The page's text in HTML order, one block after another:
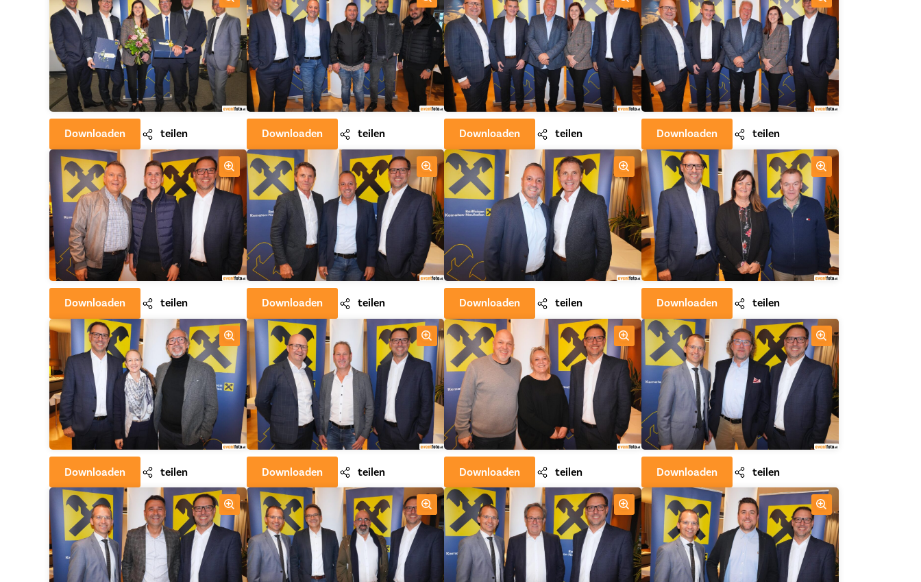
Downloaden teilen Downloaden teilen Downloaden teilen Downloaden teilen
Downloaden teilen Downloaden teilen Downloaden teilen Downloaden teilen
Downloaden teilen Downloaden teilen Downloaden teilen Downloaden teilen